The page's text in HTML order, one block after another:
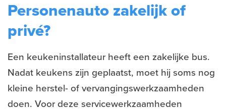
Personenauto zakelijk of
privé?
Een keukeninstallateur heeft een zakelijke bus.
Nadat keukens zijn geplaatst, moet hij soms nog
kleine herstel- of vervangingswerkzaamheden
doen. Voor deze servicewerkzaamheden